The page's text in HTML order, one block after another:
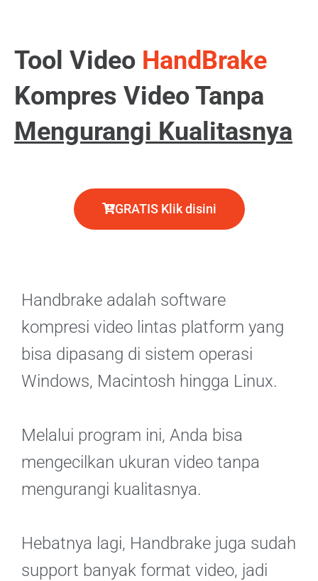
Tool Video HandBrake
Kompres Video Tanpa
Mengurangi Kualitasnya
GRATIS Klik disini
Handbrake adalah software
kompresi video lintas platform yang
bisa dipasang di sistem operasi
Windows, Macintosh hingga Linux.
Melalui program ini, Anda bisa
mengecilkan ukuran video tanpa
mengurangi kualitasnya.
Hebatnya lagi, Handbrake juga sudah
support banyak format video, jadi